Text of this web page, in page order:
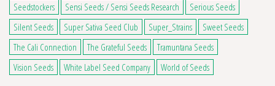
Seedstockers
Sensi Seeds / Sensi Seeds Research
Serious Seeds
Silent Seeds
Super Sativa Seed Club Super_Strains
Sweet Seeds
The Cali Connection
The Grateful Seeds
Tramuntana Seeds
Vision Seeds
White Label Seed Company World of Seeds